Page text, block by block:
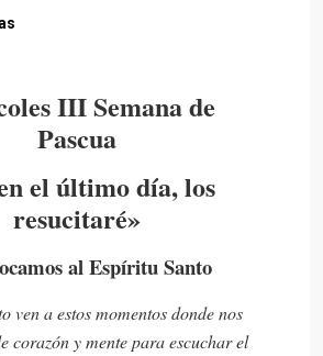
III Semana de
Pascua
el último día, los
resucitaré»
al Espíritu Santo
ven a estos momentos donde nos
corazón y mente para escuchar el